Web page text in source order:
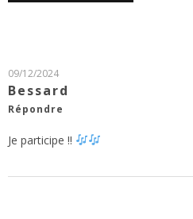
09/12/2024
Bessard
Répondre
Je participe !!